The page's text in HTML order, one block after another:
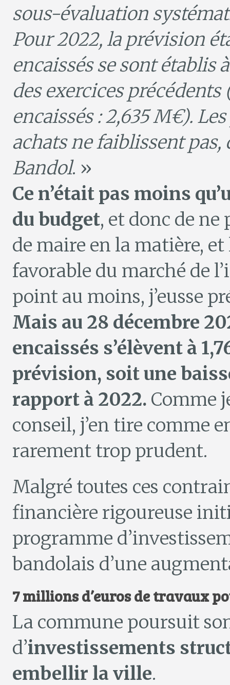
sous-évaluation
Pour 2022, la prévision
encaissés se sont établis
des exercices précédents
encaissés : 2,635 M€).
achats ne faiblissent
Bandol. »
Ce n’était pas moins
du budget, et donc de
de maire en la matière,
favorable du marché de
point au moins, j’eusse
Mais au 28 décembre
encaissés s’élèvent à
prévision, soit une
rapport à 2022. Comme
conseil, j’en tire comme
rarement trop prudent.
Malgré toutes ces
financière rigoureuse
programme
bandolais d’une
7 millions d’euros de travaux
La commune poursuit
d’investissements
embellir la ville.